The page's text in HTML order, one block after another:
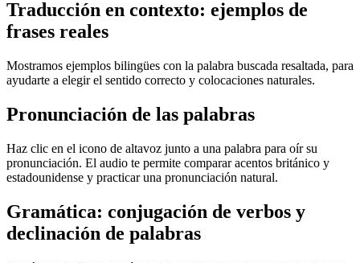
Traducción en contexto: ejemplos de
frases reales
Mostramos ejemplos bilingües con la palabra buscada resaltada, para
ayudarte a elegir el sentido correcto y colocaciones naturales.
Pronunciación de las palabras
Haz clic en el icono de altavoz junto a una palabra para oír su
pronunciación. El audio te permite comparar acentos británico y
estadounidense y practicar una pronunciación natural.
Gramática: conjugación de verbos y
declinación de palabras